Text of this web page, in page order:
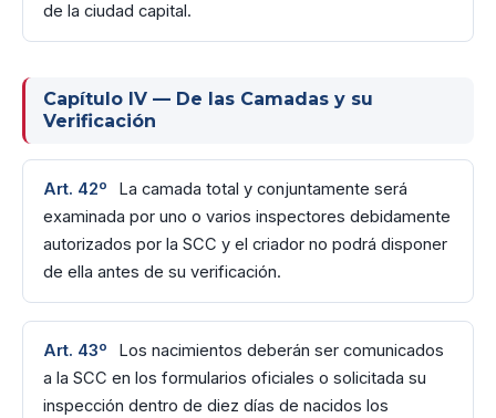
de la ciudad capital.
Capítulo IV — De las Camadas y su
Verificación
Art. 42º
La camada total y conjuntamente será
examinada por uno o varios inspectores debidamente
autorizados por la SCC y el criador no podrá disponer
de ella antes de su verificación.
Art. 43º
Los nacimientos deberán ser comunicados
a la SCC en los formularios oficiales o solicitada su
inspección dentro de diez días de nacidos los